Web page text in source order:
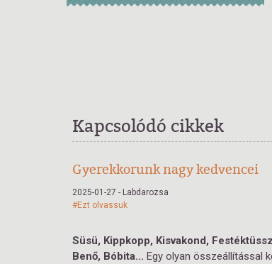
Kapcsolódó cikkek
Gyerekkorunk nagy kedvencei
2025-01-27 - Labdarozsa
#Ezt olvassuk
Süsü, Kippkopp, Kisvakond,
Benő, Bóbita... Egy olyan összeállítással